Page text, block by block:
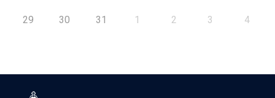
29 30 31 1 2 3 4